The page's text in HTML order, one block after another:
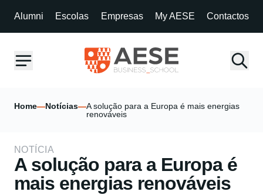
Alumni Escolas Empresas My AESE Contactos
Home—Notícias—A solução para a Europa é mais energias
renováveis
NOTÍCIA
A solução para a Europa é
mais energias renováveis